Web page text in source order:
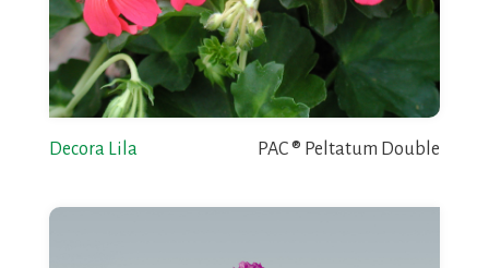
Decora Lila PAC ® Peltatum Double